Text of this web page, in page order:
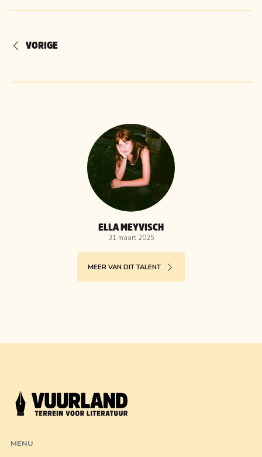
VORIGE
ELLA MEYVISCH
31 maart 2025
MEER VAN DIT TALENT
MENU